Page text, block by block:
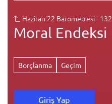
Haziran'22 Barometresi - 132
Moral Endeksi
Borçlanma Geçim
Giriş Yap